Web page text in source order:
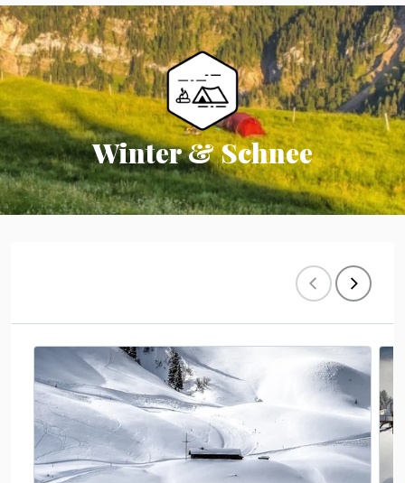
Winter & Schnee